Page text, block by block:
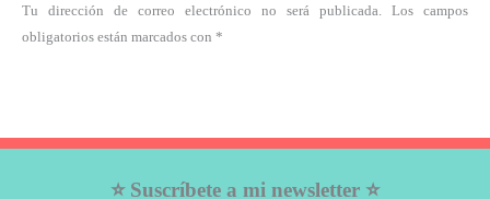
Tu dirección de correo electrónico no será publicada. Los campos
obligatorios están marcados con *
⭐ Suscríbete a mi newsletter ⭐